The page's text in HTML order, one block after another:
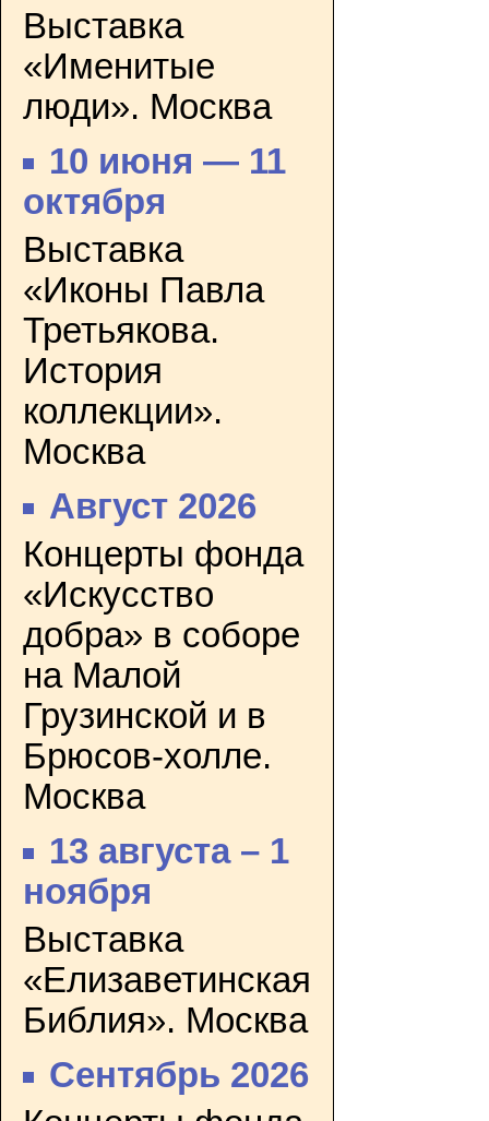
Выставка
«Именитые
люди». Москва
10 июня — 11
октября
Выставка
«Иконы Павла
Третьякова.
История
коллекции».
Москва
Август 2026
Концерты фонда
«Искусство
добра» в соборе
на Малой
Грузинской и в
Брюсов-холле.
Москва
13 августа – 1
ноября
Выставка
«Елизаветинская
Библия». Москва
Сентябрь 2026